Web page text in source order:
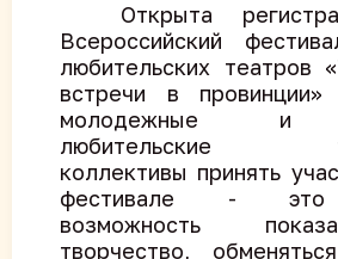
Открыта
Всероссийский
любительских театров
встречи в провинции»
молодежные и
любительские
коллективы принять
фестивале - это
возможность
творчество,